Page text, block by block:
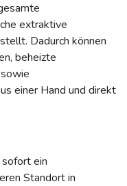
extraktive
Dadurch können
beheizte
einer Hand und direkt
ein
Standort in